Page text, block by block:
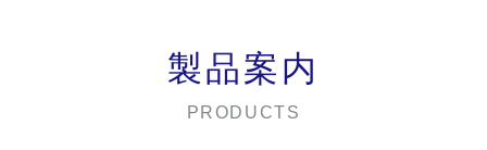
製品案内
PRODUCTS